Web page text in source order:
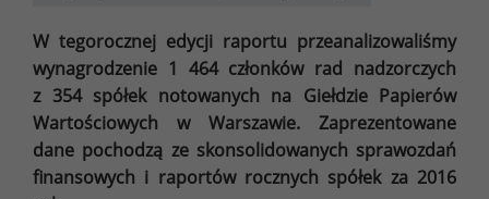
W tegorocznej edycji raportu przeanalizowaliśmy
wynagrodzenie 1 464 członków rad nadzorczych
z 354 spółek notowanych na Giełdzie Papierów
Wartościowych w Warszawie. Zaprezentowane
dane pochodzą ze skonsolidowanych sprawozdań
finansowych i raportów rocznych spółek za 2016